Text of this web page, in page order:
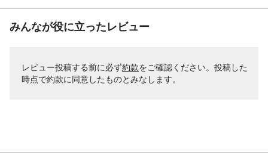
みんなが役に立ったレビュー
レビュー投稿する前に必ず約款をご確認ください。投稿した
時点で約款に同意したものとみなします。